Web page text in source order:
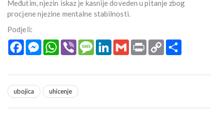
Međutim, njezin iskaz je kasnije doveden u pitanje zbog
procjene njezine mentalne stabilnosti.
Podjeli:
FacebookMessengerWhatsApp
Viber MessageLinkedInGmail Print Copy
Link
ubojica uhicenje